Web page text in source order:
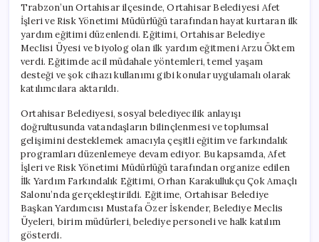
Yardım
Eğitimi
Gerçekleşti
için
Trabzon’un Ortahisar ilçesinde, Ortahisar Belediyesi Afet
İşleri ve Risk Yönetimi Müdürlüğü tarafından hayat kurtaran ilk
yardım eğitimi düzenlendi. Eğitimi, Ortahisar Belediye
Meclisi Üyesi ve biyolog olan ilk yardım eğitmeni Arzu Öktem
verdi. Eğitimde acil müdahale yöntemleri, temel yaşam
desteği ve şok cihazı kullanımı gibi konular uygulamalı olarak
katılımcılara aktarıldı.
Ortahisar Belediyesi, sosyal belediyecilik anlayışı
doğrultusunda vatandaşların bilinçlenmesi ve toplumsal
gelişimini desteklemek amacıyla çeşitli eğitim ve farkındalık
programları düzenlemeye devam ediyor. Bu kapsamda, Afet
İşleri ve Risk Yönetimi Müdürlüğü tarafından organize edilen
İlk Yardım Farkındalık Eğitimi, Orhan Karakullukçu Çok Amaçlı
Salonu’nda gerçekleştirildi. Eğitime, Ortahisar Belediye
Başkan Yardımcısı Mustafa Özer İskender, Belediye Meclis
Üyeleri, birim müdürleri, belediye personeli ve halk katılım
gösterdi.